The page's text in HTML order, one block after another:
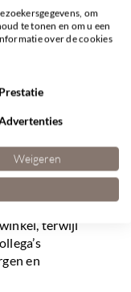
veel
Die
en
logisch
als de
een
richt zich
terwijl
en
om
te tonen en om u een
over de cookies
Prestatie
Weigeren